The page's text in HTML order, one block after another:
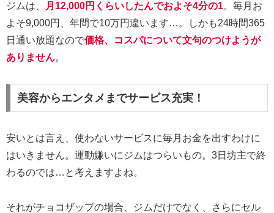
ジムは、
月12,000円くらいしたんでおよそ4分の1。毎月お
よそ9,000円、年間で10万円違います…。しかも24時間365
日通い放題なので価格、コスパについて文句のつけようが
ありません。
美容からエンタメまでサービス充実！
安いとは言え、使わないサービスに毎月お金を出すわけに
はいきません。運動嫌いにジムはつらいもの。3日坊主で終
わるのでは…と考えますよね。
それがチョコザップの場合、ジムだけでなく、さらにセル